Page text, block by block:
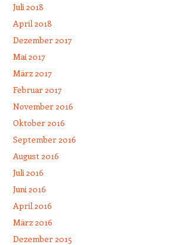
Juli 2018
April 2018
Dezember 2017
Mai 2017
März 2017
Februar 2017
November 2016
Oktober 2016
September 2016
August 2016
Juli 2016
Juni 2016
April 2016
März 2016
Dezember 2015